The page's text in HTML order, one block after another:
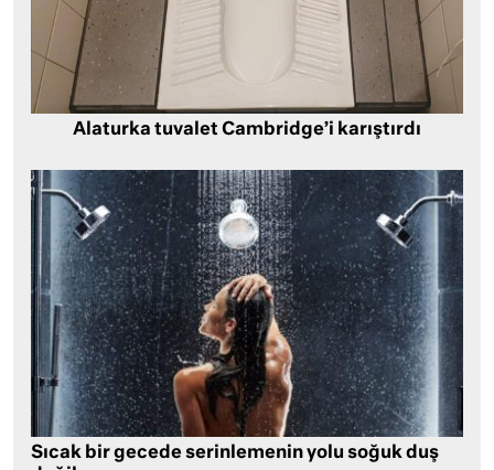
Alaturka tuvalet Cambridge’i karıştırdı
Sıcak bir gecede serinlemenin yolu soğuk duş